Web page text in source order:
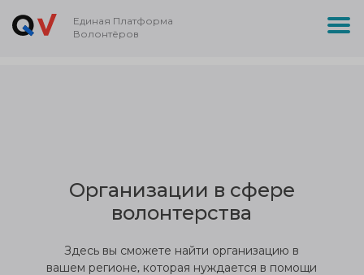
Единая Платформа
Волонтёров
Организации в сфере
волонтерства
Здесь вы сможете найти организацию в
вашем регионе, которая нуждается в помощи